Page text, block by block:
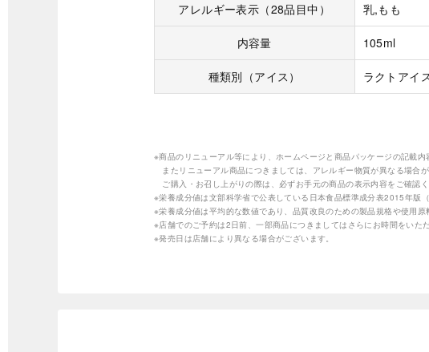
アレルギー表示（28品目中） 乳,もも
内容量 105ml
種類別（アイス） ラクトアイ
※商品のリニューアル等により、ホームページと商品パッケージの記載内
またリニューアル商品につきましては、アレルギー物質が異なる場合が
ご購入・お召し上がりの際は、必ずお手元の商品の表示内容をご確認く
※栄養成分値は文部科学省で公表している日本食品標準成分表2015年版
※栄養成分値は平均的な数値であり、品質改良のための製品規格や使用原
※店舗でのご予約は2日前、一部商品につきましてはさらにお時間をいた
※発売日は店舗により異なる場合がございます。